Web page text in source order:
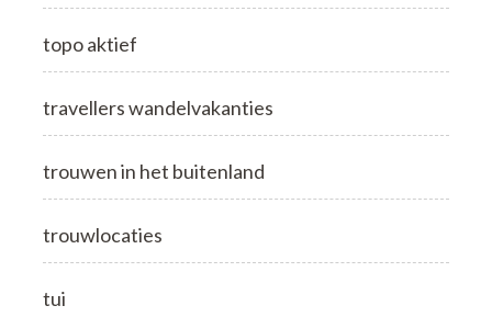
topo aktief
travellers wandelvakanties
trouwen in het buitenland
trouwlocaties
tui